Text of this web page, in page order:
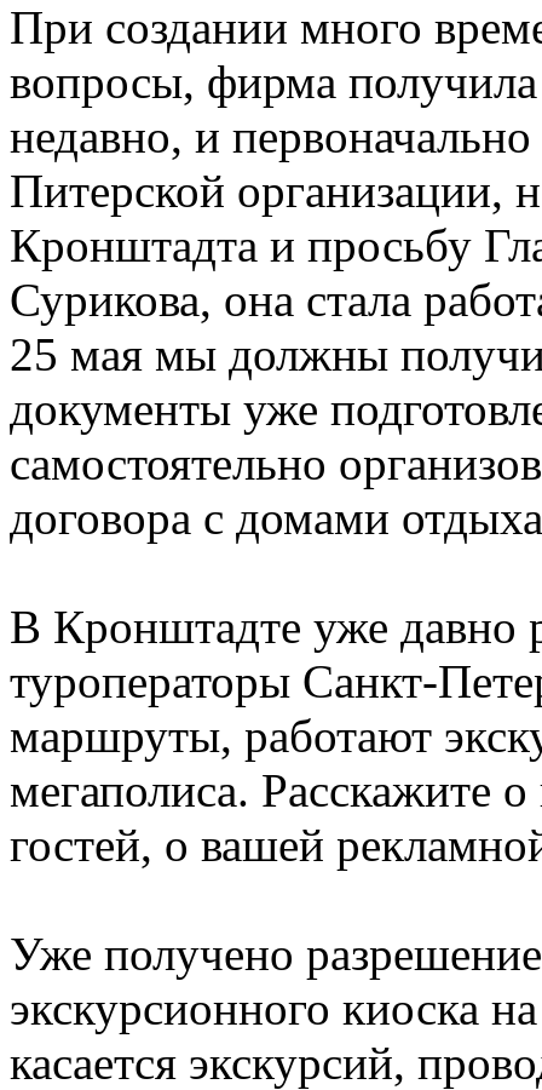
При создании много
вопросы, фирма получила
недавно, и
Питерской организации,
Кронштадта и просьбу
Сурикова, она стала
25 мая мы должны
документы уже
самостоятельно
договора с домами
В Кронштадте уже давно
туроператоры Санкт-
маршруты, работают
мегаполиса. Расскажите
гостей, о вашей
Уже получено
экскурсионного киоска
касается экскурсий,